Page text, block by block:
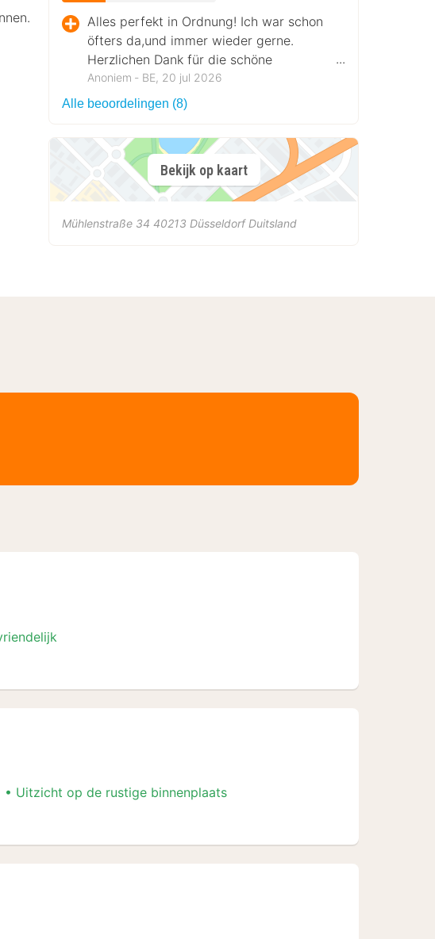
Alles perfekt in Ordnung! Ich war schon
öfters da,und immer wieder gerne.
Herzlichen Dank für die schöne
Aufenthalt!
Anoniem ‐ BE, 20 jul 2026
Alle beoordelingen (8)
Bekijk op kaart
Mühlenstraße 34 40213 Düsseldorf Duitsland
Uitzicht op de rustige binnenplaats